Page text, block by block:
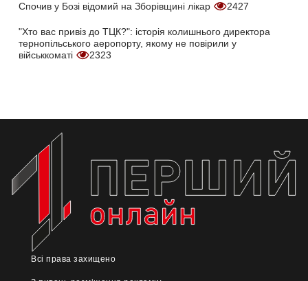
Спочив у Бозі відомий на Зборівщині лікар 2427
"Хто вас привіз до ТЦК?": історія колишнього директора
тернопільського аеропорту, якому не повірили у
військкоматі
2323
Всі права захищено